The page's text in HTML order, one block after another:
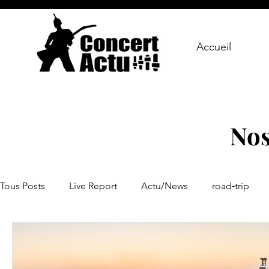
Accueil
Tous Posts Live Report Actu/News road‑trip